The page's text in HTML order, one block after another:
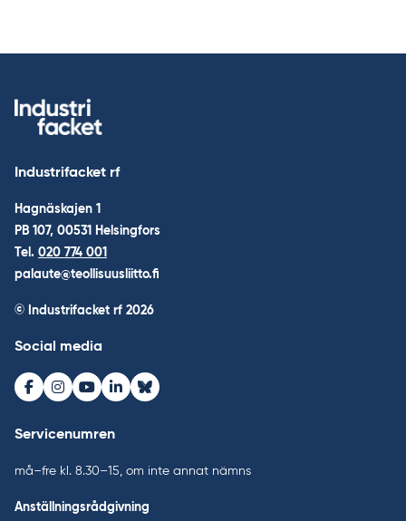
Industrifacket rf
Hagnäskajen 1
PB 107, 00531 Helsingfors
Tel. 020 774 001
palaute@teollisuusliitto.fi
© Industrifacket rf 2026
Social media
Facebook
Instagram
Youtube
LinkedInBluesky
Servicenumren
må–fre kl. 8.30–15, om inte annat nämns
Anställningsrådgivning